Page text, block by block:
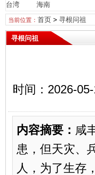
台湾
海南
当前位置： 首页> 寻根问祖
寻根问祖
时间：2026-
内容摘要： 咸
患，但天灾、
人，为了生存